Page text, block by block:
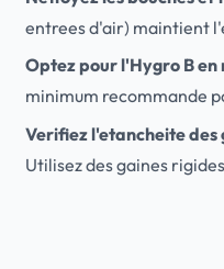
entrees d'air) maintient
Optez pour l'Hygro B
minimum recommande
Verifiez l'etancheite des
Utilisez des gaines